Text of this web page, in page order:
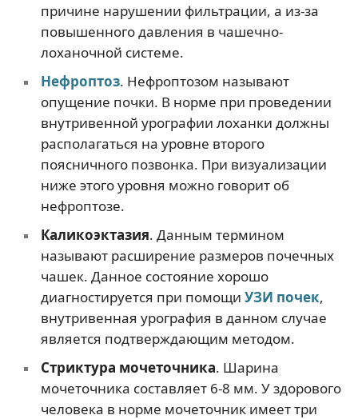
причине нарушении фильтрации, а из-за
повышенного давления в чашечно-
лоханочной системе.
Нефроптоз. Нефроптозом называют
опущение почки. В норме при проведении
внутривенной урографии лоханки должны
располагаться на уровне второго
поясничного позвонка. При визуализации
ниже этого уровня можно говорит об
нефроптозе.
Каликоэктазия. Данным термином
называют расширение размеров почечных
чашек. Данное состояние хорошо
диагностируется при помощи УЗИ почек,
внутривенная урография в данном случае
является подтверждающим методом.
Стриктура мочеточника. Шарина
мочеточника составляет 6-8 мм. У здорового
человека в норме мочеточник имеет три